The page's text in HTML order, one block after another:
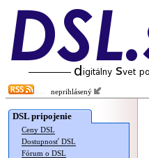
neprihlásený
DSL pripojenie
Ceny DSL
Dostupnosť DSL
Fórum o DSL